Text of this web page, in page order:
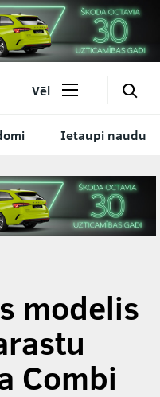
Ietaupi naudu
Vēl 🔎
modelis
Combi